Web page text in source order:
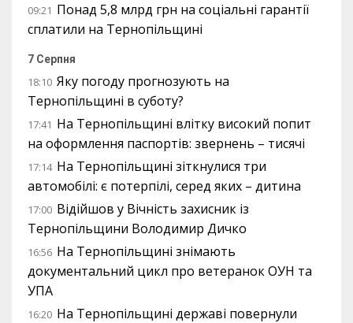
09:21 Понад 5,8 млрд грн на соціальні гарантії
сплатили на Тернопільщині
7 Серпня
18:10 Яку погоду прогнозують на
Тернопільщині в суботу?
17:41 На Тернопільщині влітку високий попит
на оформлення паспортів: звернень – тисячі
17:14 На Тернопільщині зіткнулися три
автомобілі: є потерпілі, серед яких – дитина
17:00 Відійшов у Вічність захисник із
Тернопільщини Володимир Дичко
16:56 На Тернопільщині знімають
документальний цикл про ветеранок ОУН та
УПА
16:20 На Тернопільщині державі повернули